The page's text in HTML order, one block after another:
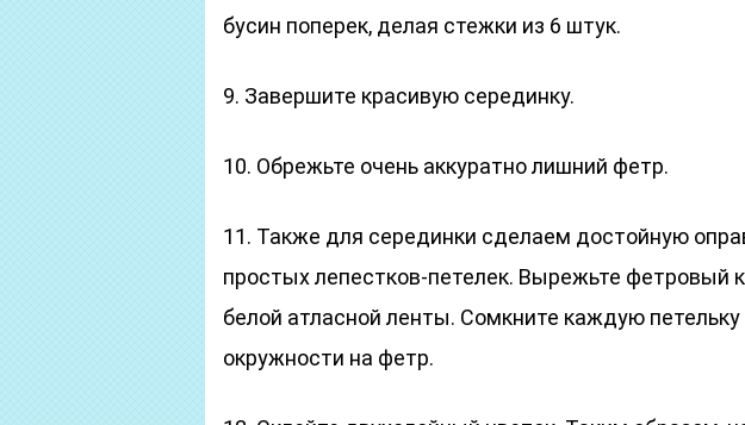
бусин поперек, делая стежки из 6 штук.
9. Завершите красивую серединку.
10. Обрежьте очень аккуратно лишний фетр.
11. Также для серединки сделаем достойную
простых лепестков-петелек. Вырежьте фетровый
белой атласной ленты. Сомкните каждую петельку
окружности на фетр.